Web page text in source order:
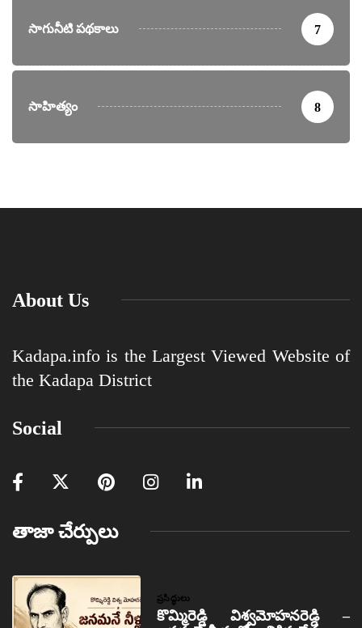
సాగునీటి పథకాలు 7
సాహిత్యం 8
About Us
Kadapa.info is the Largest Viewed Website of
the Kadapa District
Social
తాజా చేర్పులు
ప్రసిద్ధులు
కొమ్మిరెడ్డి విశ్వమోహనరెడ్డి –